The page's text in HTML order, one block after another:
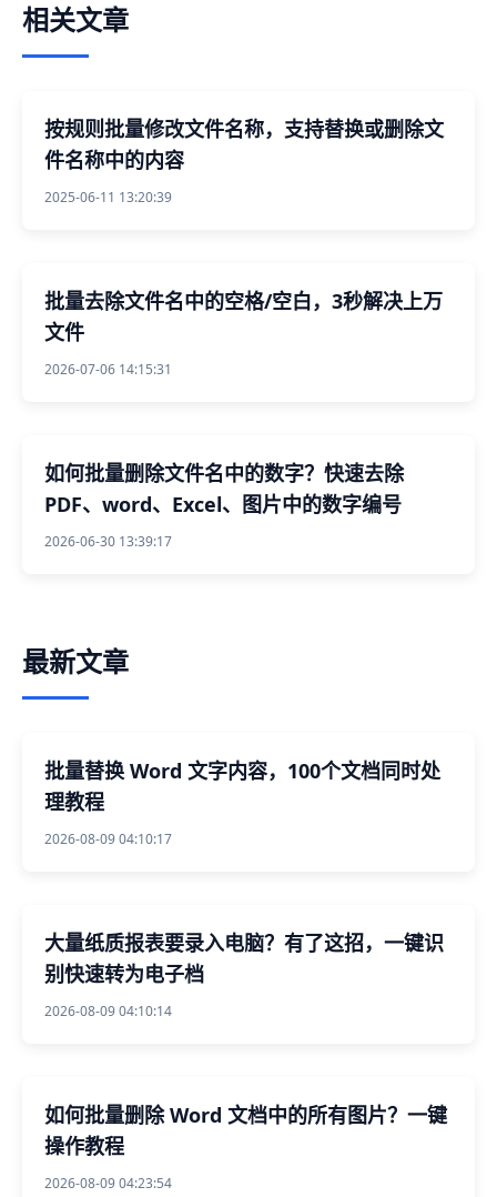
相关文章
按规则批量修改文件名称，支持替换或删除文
件名称中的内容
2025-06-11 13:20:39
批量去除文件名中的空格/空白，3秒解决上万
文件
2026-07-06 14:15:31
如何批量删除文件名中的数字？快速去除
PDF、word、Excel、图片中的数字编号
2026-06-30 13:39:17
最新文章
批量替换 Word 文字内容，100个文档同时处
理教程
2026-08-09 04:10:17
大量纸质报表要录入电脑？有了这招，一键识
别快速转为电子档
2026-08-09 04:10:14
如何批量删除 Word 文档中的所有图片？一键
操作教程
2026-08-09 04:23:54